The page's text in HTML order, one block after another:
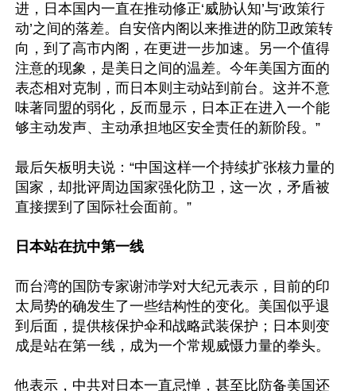
进，日本国内一直在推动修正‘威胁认知’与‘政策行
动’之间的落差。自安倍内阁以来推进的防卫政策转
向，到了高市内阁，在更进一步加速。另一个值得
注意的现象，是美日之间的温差。今年美国方面的
表态相对克制，而日本则主动站到前台。这并不意
味著同盟的弱化，反而显示，日本正在进入一个能
够主动发声、主动承担地区安全责任的新阶段。”
最后矢板明夫说：“中国这样一个持续扩张核力量的
国家，却批评周边国家强化防卫，这一次，矛盾被
直接摆到了国际社会面前。”
日本站在抗中第一线
而台湾的国防专家谢沛学对大纪元表示，目前的印
太局势的确发生了一些结构性的变化。美国似乎退
到后面，提供核保护伞和战略武装保护；日本则变
成是站在第一线，成为一个常规威慑力量的拳头。
他表示，中共对日本一直忌惮，甚至比防备美国还